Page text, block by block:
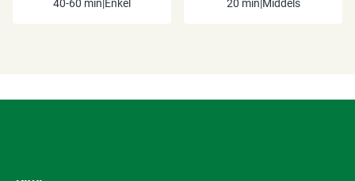
40-60 min|Enkel 20 min|Middels